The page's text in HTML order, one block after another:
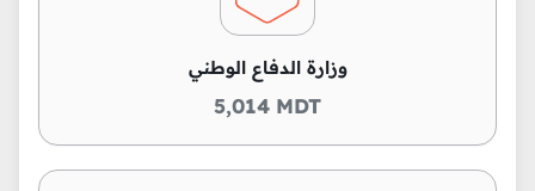
وزارة الدفاع الوطني
5,014 MDT